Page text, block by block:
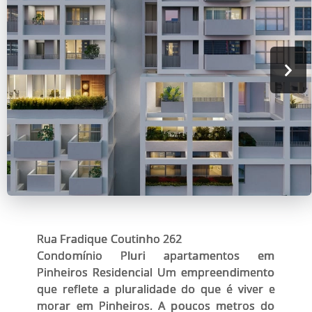
Rua Fradique Coutinho 262
Condomínio Pluri apartamentos em
Pinheiros Residencial Um empreendimento
que reflete a pluralidade do que é viver e
morar em Pinheiros. A poucos metros do